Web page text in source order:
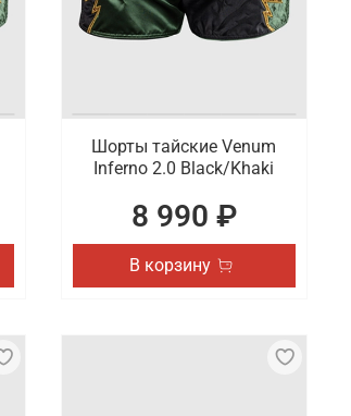
Шорты тайские Venum
Inferno 2.0 Black/Khaki
8 990 ₽
В корзину